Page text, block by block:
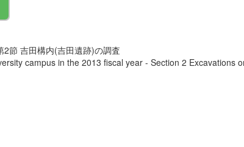
節 吉田構内(吉田遺跡)の調査
campus in the 2013 fiscal year - Section 2 Excavations